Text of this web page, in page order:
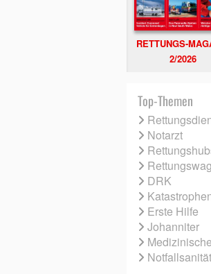
RETTUNGS-
2/2026
Top-Themen
Notarzt
DRK
Erste Hilfe
Johanniter